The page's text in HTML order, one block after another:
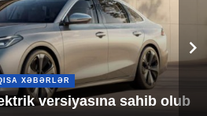
XƏBƏRLƏR
versiyasına sahib olub